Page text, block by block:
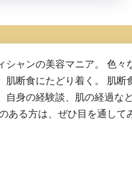
シャンの美容マニア。 色々
肌断食にたどり着く。 肌断
自身の経験談、肌の経過な
ある方は、ぜひ目を通して